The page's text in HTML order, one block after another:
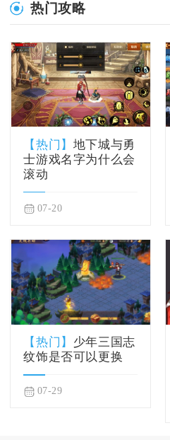
热门攻略
【热门】 地下城与勇
士游戏名字为什么会
滚动
07-20
【热门】 少年三国志
纹饰是否可以更换
07-29